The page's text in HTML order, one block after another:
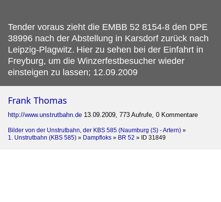
Tender voraus zieht die EMBB 52 8154-8 den DPE
38996 nach der Abstellung in Karsdorf zurück nach
Leipzig-Plagwitz. Hier zu sehen bei der Einfahrt in
Freyburg, um die Winzerfestbesucher wieder
einsteigen zu lassen; 12.09.2009
Frank Thomas
http://www.unstrutbahn.de 13.09.2009, 773 Aufrufe, 0 Kommentare
Bilder von der Unstrutbahn, der KBS 585 (Naumburg (S) - Artern) »
1. Unstrutbahn (KBS 585) » Dampfloks » BR 52 » ID 31849